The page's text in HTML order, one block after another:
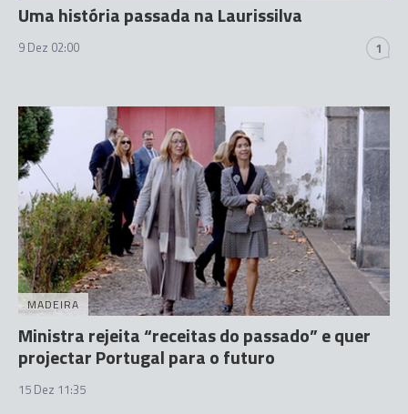
Uma história passada na Laurissilva
9 Dez 02:00 1
MADEIRA
Ministra rejeita “receitas do passado” e quer
projectar Portugal para o futuro
15 Dez 11:35